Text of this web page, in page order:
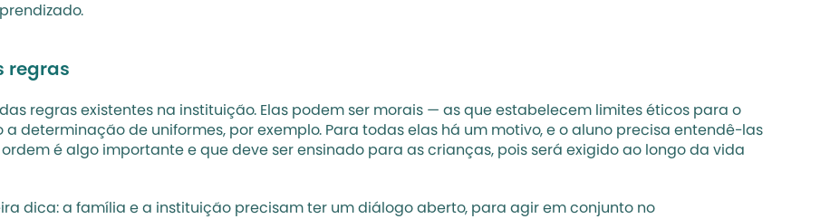
regras
regras existentes na instituição. Elas podem ser morais — as que estabelecem limites éticos para o
determinação de uniformes, por exemplo. Para todas elas há um motivo, e o aluno precisa entendê-las
é algo importante e que deve ser ensinado para as crianças, pois será exigido ao longo da vida
dica: a família e a instituição precisam ter um diálogo aberto, para agir em conjunto no